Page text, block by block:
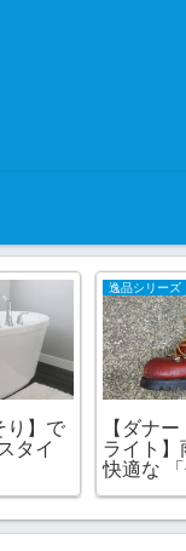
り】で
タイ
逸品シリーズ
【ダナ
ライト】
快適な